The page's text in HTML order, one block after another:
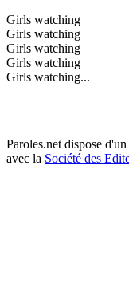
Girls watching
Girls watching
Girls watching
Girls watching
Girls watching...
Paroles.net dispose
avec la Société des